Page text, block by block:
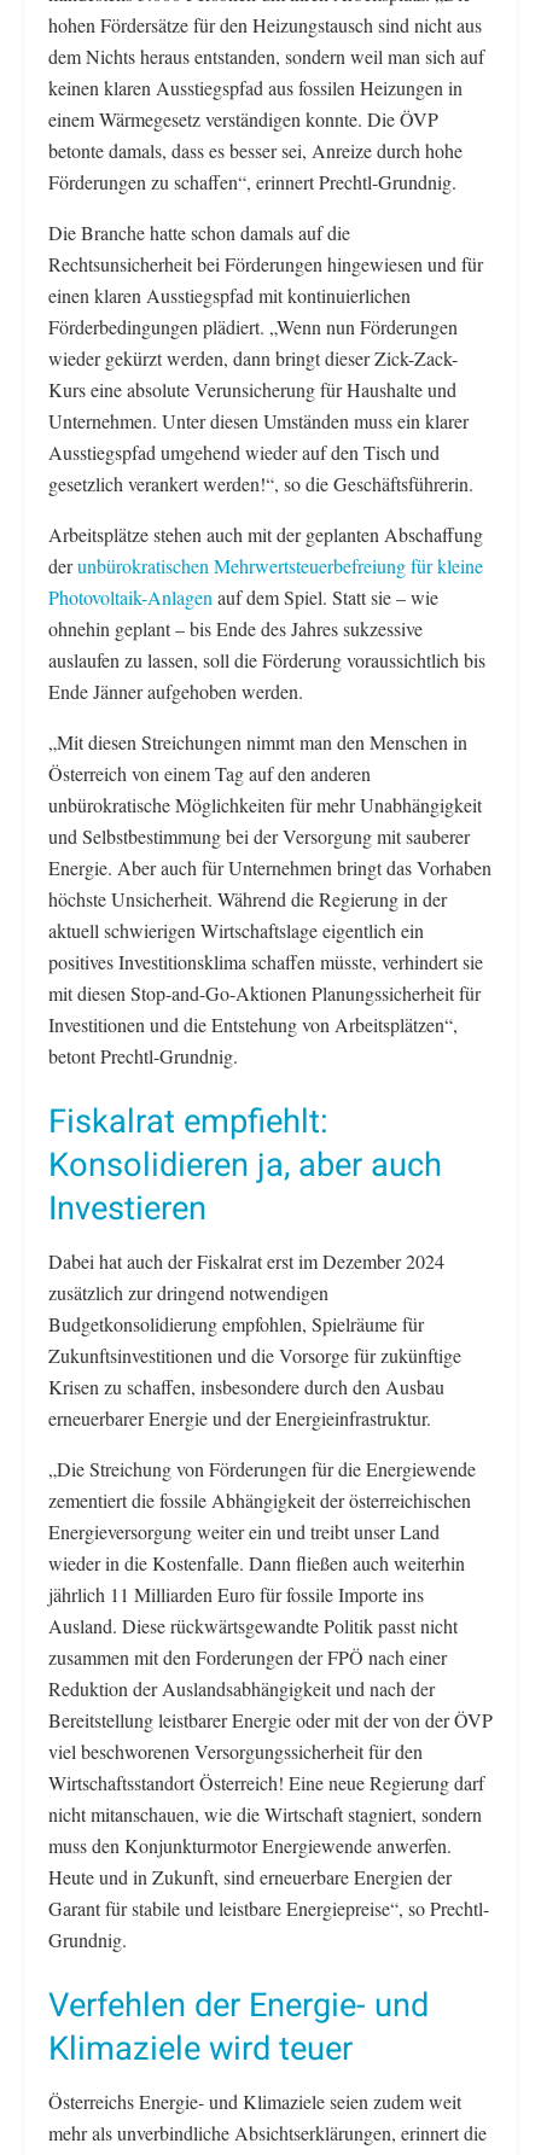
hohen Fördersätze für den Heizungstausch sind nicht aus
dem Nichts heraus entstanden, sondern weil man sich auf
keinen klaren Ausstiegspfad aus fossilen Heizungen in
einem Wärmegesetz verständigen konnte. Die ÖVP
betonte damals, dass es besser sei, Anreize durch hohe
Förderungen zu schaffen“, erinnert Prechtl-Grundnig.
Die Branche hatte schon damals auf die
Rechtsunsicherheit bei Förderungen hingewiesen und für
einen klaren Ausstiegspfad mit kontinuierlichen
Förderbedingungen plädiert. „Wenn nun Förderungen
wieder gekürzt werden, dann bringt dieser Zick-Zack-
Kurs eine absolute Verunsicherung für Haushalte und
Unternehmen. Unter diesen Umständen muss ein klarer
Ausstiegspfad umgehend wieder auf den Tisch und
gesetzlich verankert werden!“, so die Geschäftsführerin.
Arbeitsplätze stehen auch mit der geplanten Abschaffung
derunbürokratischen Mehrwertsteuerbefreiung für kleine
Photovoltaik-Anlagen auf dem Spiel. Statt sie – wie
ohnehin geplant – bis Ende des Jahres sukzessive
auslaufen zu lassen, soll die Förderung voraussichtlich bis
Ende Jänner aufgehoben werden.
„Mit diesen Streichungen nimmt man den Menschen in
Österreich von einem Tag auf den anderen
unbürokratische Möglichkeiten für mehr Unabhängigkeit
und Selbstbestimmung bei der Versorgung mit sauberer
Energie. Aber auch für Unternehmen bringt das Vorhaben
höchste Unsicherheit. Während die Regierung in der
aktuell schwierigen Wirtschaftslage eigentlich ein
positives Investitionsklima schaffen müsste, verhindert sie
mit diesen Stop-and-Go-Aktionen Planungssicherheit für
Investitionen und die Entstehung von Arbeitsplätzen“,
betont Prechtl-Grundnig.
Fiskalrat empfiehlt:
Konsolidieren ja, aber auch
Investieren
Dabei hat auch der Fiskalrat erst im Dezember 2024
zusätzlich zur dringend notwendigen
Budgetkonsolidierung empfohlen, Spielräume für
Zukunftsinvestitionen und die Vorsorge für zukünftige
Krisen zu schaffen, insbesondere durch den Ausbau
erneuerbarer Energie und der Energieinfrastruktur.
„Die Streichung von Förderungen für die Energiewende
zementiert die fossile Abhängigkeit der österreichischen
Energieversorgung weiter ein und treibt unser Land
wieder in die Kostenfalle. Dann fließen auch weiterhin
jährlich 11 Milliarden Euro für fossile Importe ins
Ausland. Diese rückwärtsgewandte Politik passt nicht
zusammen mit den Forderungen der FPÖ nach einer
Reduktion der Auslandsabhängigkeit und nach der
Bereitstellung leistbarer Energie oder mit der von der ÖVP
viel beschworenen Versorgungssicherheit für den
Wirtschaftsstandort Österreich! Eine neue Regierung darf
nicht mitanschauen, wie die Wirtschaft stagniert, sondern
muss den Konjunkturmotor Energiewende anwerfen.
Heute und in Zukunft, sind erneuerbare Energien der
Garant für stabile und leistbare Energiepreise“, so Prechtl-
Grundnig.
Verfehlen der Energie- und
Klimaziele wird teuer
Österreichs Energie- und Klimaziele seien zudem weit
mehr als unverbindliche Absichtserklärungen, erinnert die